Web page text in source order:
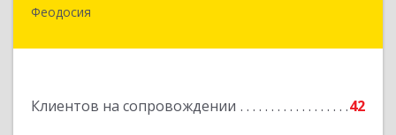
Феодосия
Клиентов на сопровождении 42